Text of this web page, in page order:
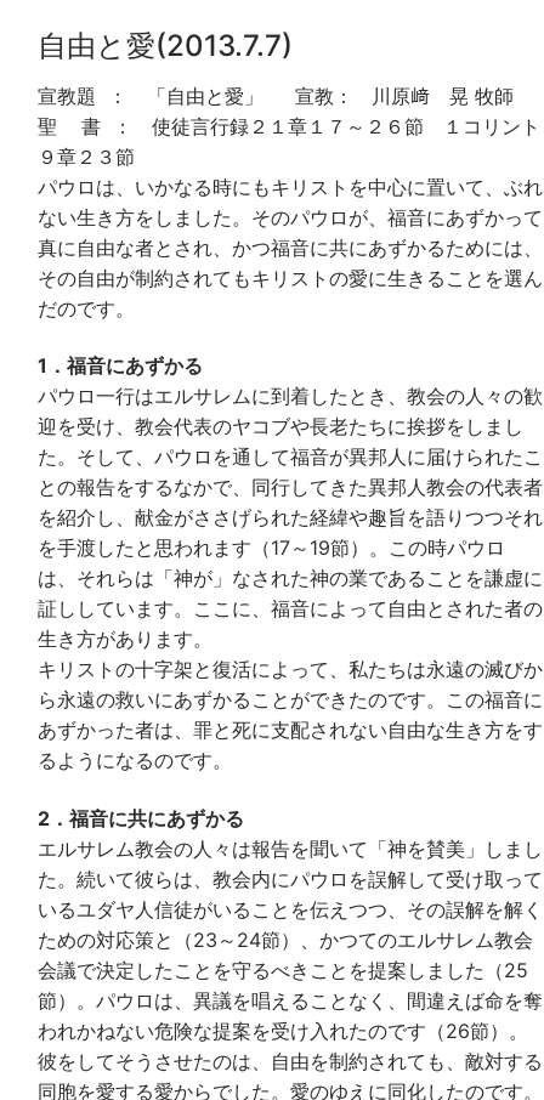
自由と愛(2013.7.7)
宣教題 ： 「自由と愛」 宣教： 川原﨑 晃 牧師
聖 書 ： 使徒言行録２１章１７～２６節 １コリント
９章２３節
パウロは、いかなる時にもキリストを中心に置いて、ぶれ
ない生き方をしました。そのパウロが、福音にあずかって
真に自由な者とされ、かつ福音に共にあずかるためには、
その自由が制約されてもキリストの愛に生きることを選ん
だのです。
1．福音にあずかる
パウロ一行はエルサレムに到着したとき、教会の人々の歓
迎を受け、教会代表のヤコブや長老たちに挨拶をしまし
た。そして、パウロを通して福音が異邦人に届けられたこ
との報告をするなかで、同行してきた異邦人教会の代表者
を紹介し、献金がささげられた経緯や趣旨を語りつつそれ
を手渡したと思われます（17～19節）。この時パウロ
は、それらは「神が」なされた神の業であることを謙虚に
証ししています。ここに、福音によって自由とされた者の
生き方があります。
キリストの十字架と復活によって、私たちは永遠の滅びか
ら永遠の救いにあずかることができたのです。この福音に
あずかった者は、罪と死に支配されない自由な生き方をす
るようになるのです。
2．福音に共にあずかる
エルサレム教会の人々は報告を聞いて「神を賛美」しまし
た。続いて彼らは、教会内にパウロを誤解して受け取って
いるユダヤ人信徒がいることを伝えつつ、その誤解を解く
ための対応策と（23～24節）、かつてのエルサレム教会
会議で決定したことを守るべきことを提案しました（25
節）。パウロは、異議を唱えることなく、間違えば命を奪
われかねない危険な提案を受け入れたのです（26節）。
彼をしてそうさせたのは、自由を制約されても、敵対する
同胞を愛する愛からでした。愛のゆえに同化したのです。